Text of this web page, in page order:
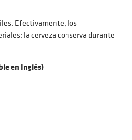
Efectivamente, los
la cerveza conserva durante
en Inglés)